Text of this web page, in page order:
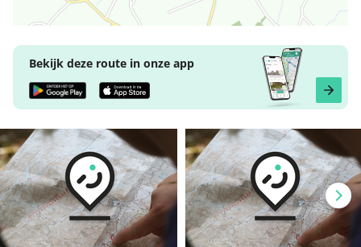
Bekijk deze route in onze app